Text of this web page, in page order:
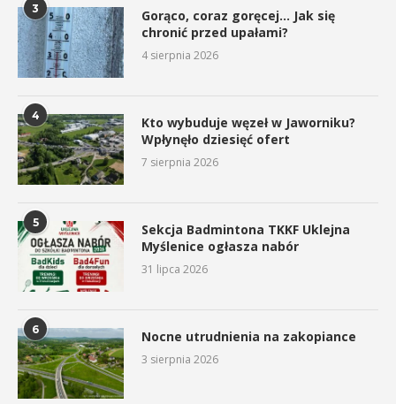
3
Gorąco, coraz goręcej… Jak się
chronić przed upałami?
4 sierpnia 2026
4
Kto wybuduje węzeł w Jaworniku?
Wpłynęło dziesięć ofert
7 sierpnia 2026
5
Sekcja Badmintona TKKF Uklejna
Myślenice ogłasza nabór
31 lipca 2026
6 Nocne utrudnienia na zakopiance
3 sierpnia 2026